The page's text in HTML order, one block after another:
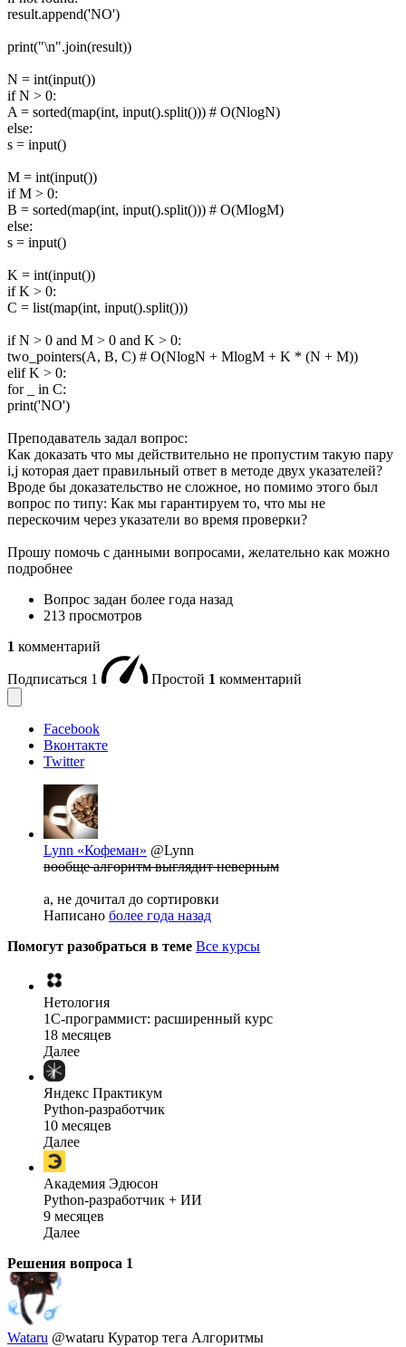
result.append('NO')
print("\n".join(result))
N = int(input())
if N > 0:
A = sorted(map(int, input().split())) # O(NlogN)
else:
s = input()
M = int(input())
if M > 0:
B = sorted(map(int, input().split())) # O(MlogM)
else:
s = input()
K = int(input())
if K > 0:
C = list(map(int, input().split()))
if N > 0 and M > 0 and K > 0:
two_pointers(A, B, C) # O(NlogN + MlogM + K * (N + M))
elif K > 0:
for _ in C:
print('NO')
Преподаватель задал вопрос:
Как доказать что мы действительно не пропустим такую пару
i,j которая дает правильный ответ в методе двух указателей?
Вроде бы доказательство не сложное, но помимо этого был
вопрос по типу: Как мы гарантируем то, что мы не
перескочим через указатели во время проверки?
Прошу помочь с данными вопросами, желательно как можно
подробнее
Вопрос задан более года назад
213 просмотров
1 комментарий
Подписаться 1 Простой 1 комментарий
Facebook
Вконтакте
Twitter
Lynn «Кофеман» @Lynn
вообще алгоритм выглядит неверным
а, не дочитал до сортировки
Написано более года назад
Помогут разобраться в теме Все курсы
Нетология
1C-программист: расширенный курс
18 месяцев
Далее
Яндекс Практикум
Python-разработчик
10 месяцев
Далее
Академия Эдюсон
Python-разработчик + ИИ
9 месяцев
Далее
Решения вопроса 1
Wataru @wataru Куратор тега Алгоритмы